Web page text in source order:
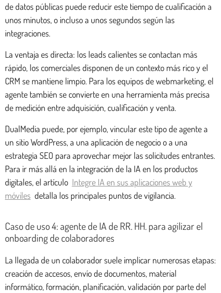
de datos públicas puede reducir este tiempo de cualificación a
unos minutos, o incluso a unos segundos según las
integraciones.
La ventaja es directa: los leads calientes se contactan más
rápido, los comerciales disponen de un contexto más rico y el
CRM se mantiene limpio. Para los equipos de webmarketing, el
agente también se convierte en una herramienta más precisa
de medición entre adquisición, cualificación y venta.
DualMedia puede, por ejemplo, vincular este tipo de agente a
un sitio WordPress, a una aplicación de negocio o a una
estrategia SEO para aprovechar mejor las solicitudes entrantes.
Para ir más allá en la integración de la IA en los productos
digitales, el artículo Integre IA en sus aplicaciones web y
móviles detalla los principales puntos de vigilancia.
Caso de uso 4: agente de IA de RR. HH. para agilizar el
onboarding de colaboradores
La llegada de un colaborador suele implicar numerosas etapas:
creación de accesos, envío de documentos, material
informático, formación, planificación, validación por parte del